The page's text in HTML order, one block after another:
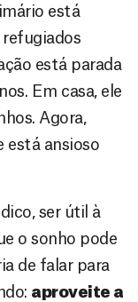
está
está parada
Em casa, ele
Agora,
está ansioso
ser útil à
o sonho pode
de falar para
aproveite a